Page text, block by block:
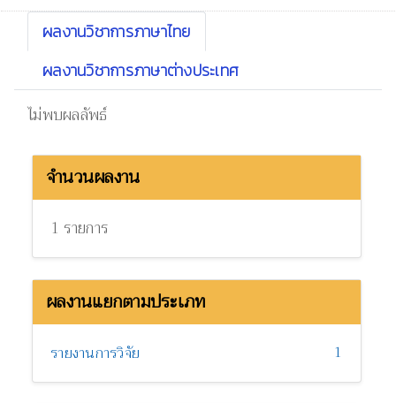
ผลงานวิชาการภาษาไทย
ผลงานวิชาการภาษาต่างประเทศ
ไม่พบผลลัพธ์
จำนวนผลงาน
1 รายการ
ผลงานแยกตามประเภท
รายงานการวิจัย 1